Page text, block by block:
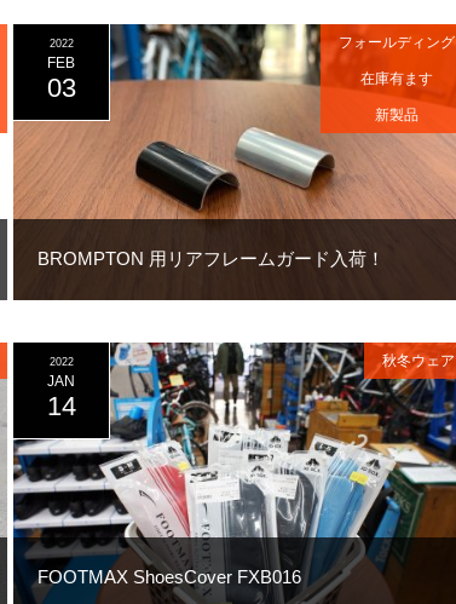
BROMPTON 用リアフレームガード入荷！
2022
FEB
03
フォールディング
在庫有ます
新製品
FOOTMAX ShoesCover FXB016
2022
JAN
14
秋冬ウェア